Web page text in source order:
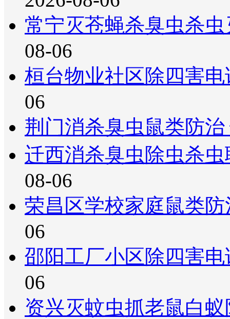
常宁灭苍蝇杀臭虫杀
08-06
桓台物业社区除四害
06
荆门消杀臭虫鼠类防
迁西消杀臭虫除虫杀
08-06
荣昌区学校家庭鼠类
06
邵阳工厂小区除四害
06
资兴灭蚊虫抓老鼠白